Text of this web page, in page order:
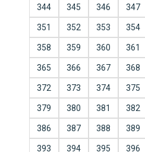
344 345 346 347
351 352 353 354
358 359 360 361
365 366 367 368
372 373 374 375
379 380 381 382
386 387 388 389
393 394 395 396